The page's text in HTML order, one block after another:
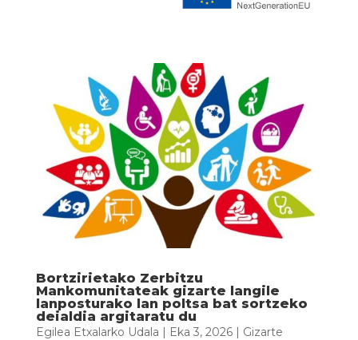
Bortzirietako Zerbitzu
Mankomunitateak gizarte langile
lanposturako lan poltsa bat sortzeko
deialdia argitaratu du
Egilea Etxalarko Udala | Eka 3, 2026| Gizarte